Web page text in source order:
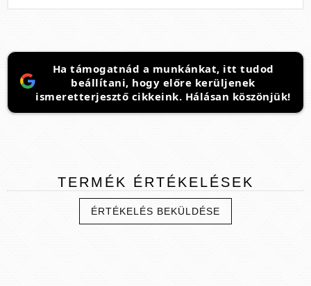
Ha támogatnád a munkánkat, itt tudod
beállítani, hogy előre kerüljenek
ismeretterjesztő cikkeink. Hálásan köszönjük!
TERMÉK ÉRTÉKELÉSEK
ÉRTÉKELÉS BEKÜLDÉSE